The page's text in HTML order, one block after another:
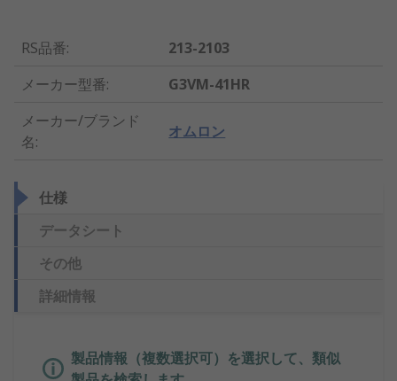
RS品番:
213-2103
メーカー型番:
G3VM-41HR
メーカー/ブランド
名:
オムロン
仕様
データシート
その他
詳細情報
製品情報（複数選択可）を選択して、類似